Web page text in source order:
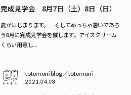
完成見学会 8月7日（土）8日（日）
夏がはじまります。 そしてめっちゃ暑いであろ
う8月に完成見学会を催します。アイスクリーム
くらい用意し...
totomoni blog／totomoni
2021.04.08